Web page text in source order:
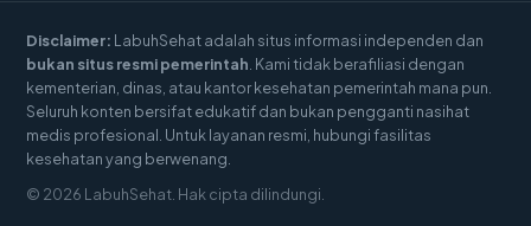
Disclaimer: LabuhSehat adalah situs informasi independen dan
bukan situs resmi pemerintah. Kami tidak berafiliasi dengan
kementerian, dinas, atau kantor kesehatan pemerintah mana pun.
Seluruh konten bersifat edukatif dan bukan pengganti nasihat
medis profesional. Untuk layanan resmi, hubungi fasilitas
kesehatan yang berwenang.
© 2026 LabuhSehat. Hak cipta dilindungi.